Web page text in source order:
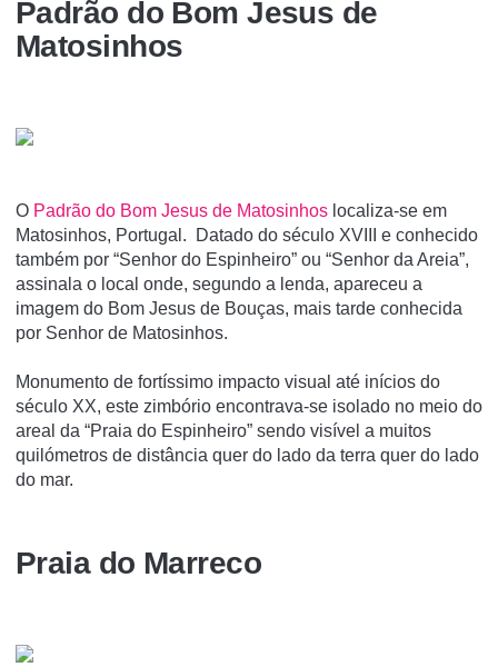
Padrão do Bom Jesus de
Matosinhos
O Padrão do Bom Jesus de Matosinhos localiza-se em
Matosinhos, Portugal. Datado do século XVIII e conhecido
também por “Senhor do Espinheiro” ou “Senhor da Areia”,
assinala o local onde, segundo a lenda, apareceu a
imagem do Bom Jesus de Bouças, mais tarde conhecida
por Senhor de Matosinhos.
Monumento de fortíssimo impacto visual até inícios do
século XX, este zimbório encontrava-se isolado no meio do
areal da “Praia do Espinheiro” sendo visível a muitos
quilómetros de distância quer do lado da terra quer do lado
do mar.
Praia do Marreco